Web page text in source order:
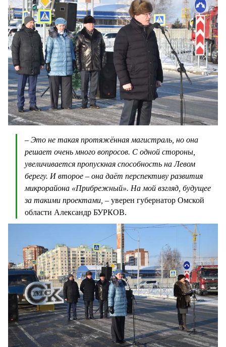
– Это не такая протяжённая магистраль, но она
решает очень много вопросов. С одной стороны,
увеличивается пропускная способность на Левом
берегу. И второе – она даёт перспективу развития
микрорайона «Прибрежный». На мой взгляд, будущее
за такими проектами, – уверен губернатор Омской
области Александр БУРКОВ.